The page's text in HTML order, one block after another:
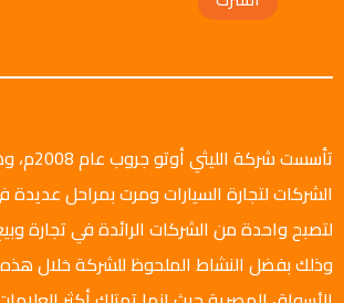
تأسست
الشركات لتجارة السيارات ومرت بمراحل
لتصبح واحدة من الشركات الرائدة في تجارة
وذلك بفضل النشاط الملحوظ للشركة خلال